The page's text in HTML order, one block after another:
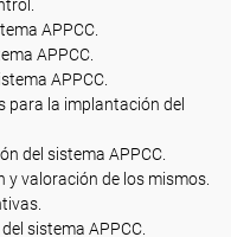
APPCC.
APPCC.
APPCC.
para la implantación del
del sistema APPCC.
valoración de los mismos.
sistema APPCC.